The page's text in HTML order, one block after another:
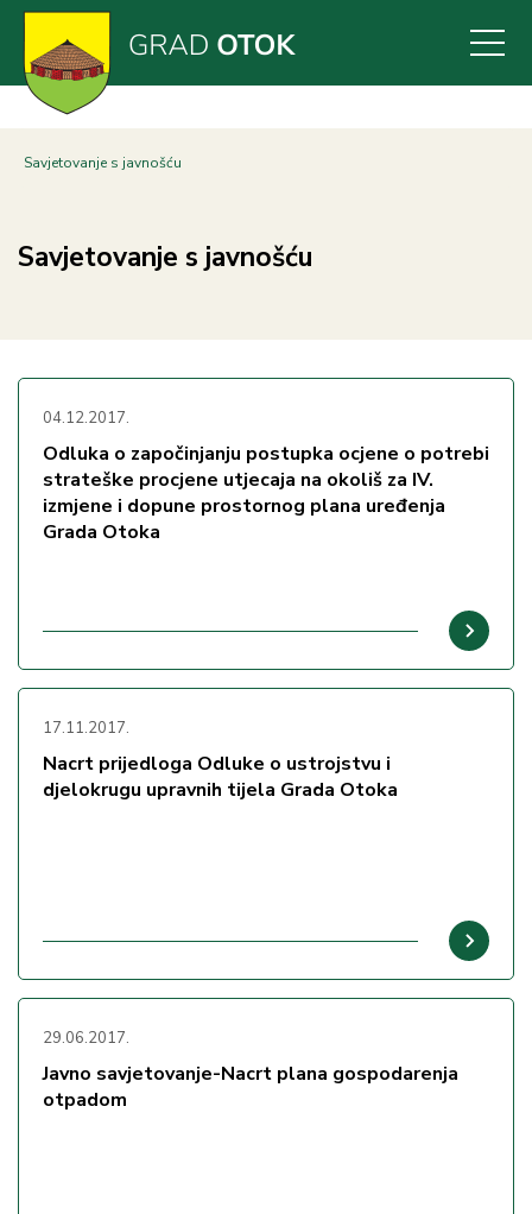
Skoči
glavni
sadržaj
Savjetovanje s javnošću
Savjetovanje s javnošću
04.12.2017.
Odluka o započinjanju postupka ocjene o potrebi
strateške procjene utjecaja na okoliš za IV.
izmjene i dopune prostornog plana uređenja
Grada Otoka
17.11.2017.
Nacrt prijedloga Odluke o ustrojstvu i
djelokrugu upravnih tijela Grada Otoka
29.06.2017.
Javno savjetovanje-Nacrt plana gospodarenja
otpadom